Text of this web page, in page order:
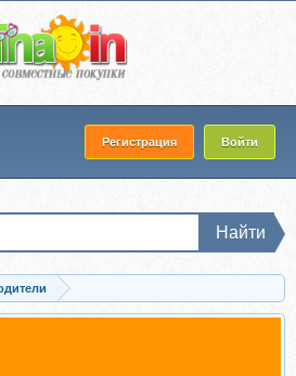
Регистрация Войти
Найти
самый трудный возраст (Лариса Суркова)